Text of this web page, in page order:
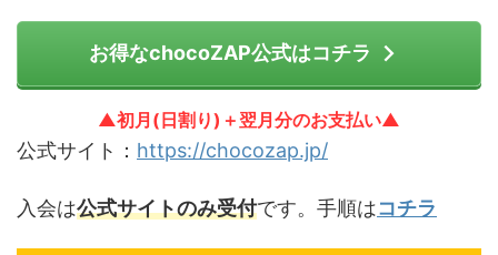
お得なchocoZAP公式はコチラ
▲初月(日割り)＋翌月分のお支払い▲
公式サイト： https://chocozap.jp/
入会は公式サイトのみ受付です。手順はコチラ